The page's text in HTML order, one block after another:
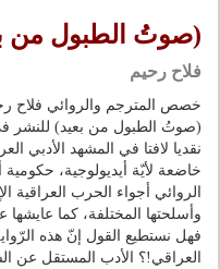
(صوتُ الطبول من
فلاح رحيم
خصص المترجم والروائي فلاح
(صوتُ الطبول من بعيد) للنشر
نقديا لافتا في المشهد الأدبي
خاضعة لأيّة أيديولوجية،
الروائي أجواء الحرب العراقية
وأسلحتها المختلفة، كما عايشها
فهل نستطيع القول إنّ هذه
العراقي!؟ الأدب المستقل عن